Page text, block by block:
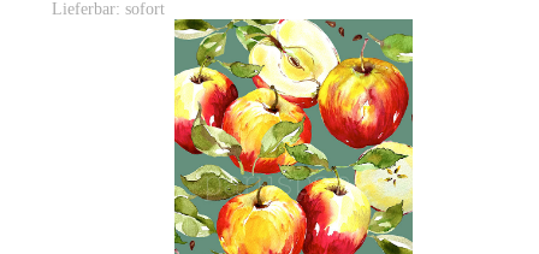
Lieferbar: sofort